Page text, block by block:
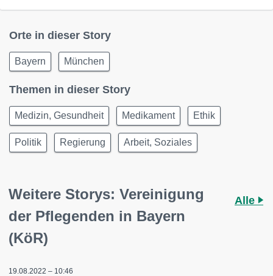
Orte in dieser Story
Bayern München
Themen in dieser Story
Medizin, Gesundheit Medikament Ethik
Politik Regierung Arbeit, Soziales
Weitere Storys: Vereinigung
der Pflegenden in Bayern
(KöR)
Alle
19.08.2022 – 10:46